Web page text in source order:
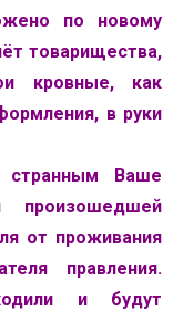
по новому
товарищества,
кровные, как
в руки
Ваше
произошедшей
от проживания
правления.
и будут